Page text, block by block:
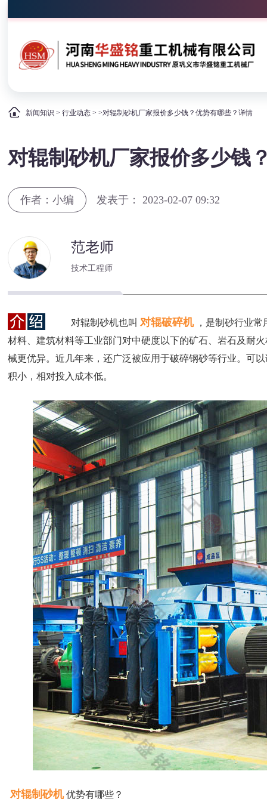
新闻知识 >行业动态 > >对辊制砂机厂家报价多少钱？优势有哪些？详情
对辊制砂机厂家报价多少钱
作者：小编 发表于： 2023-02-07 09:32
范老师
技术工程师
对辊制砂机也叫 对辊破碎机
，是制砂行业
材料、建筑材料等工业部门对中硬度以下的矿石、岩石及耐
械更优异。近几年来，还广泛被应用于破碎钢砂等行业。可
积小，相对投入成本低。
对辊制砂机 优势有哪些？